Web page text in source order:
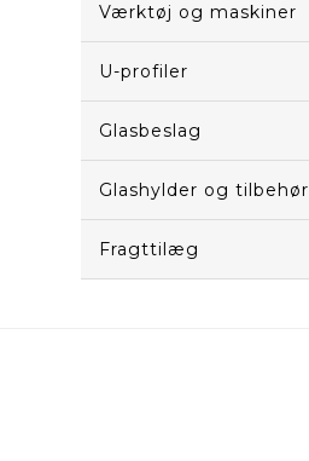
Værktøj og maskiner
U-profiler
Glasbeslag
Glashylder og tilbehør
Fragttilæg